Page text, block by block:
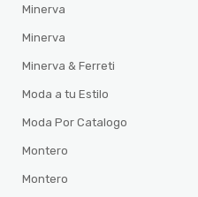
Minerva
Minerva
Minerva & Ferreti
Moda a tu Estilo
Moda Por Catalogo
Montero
Montero